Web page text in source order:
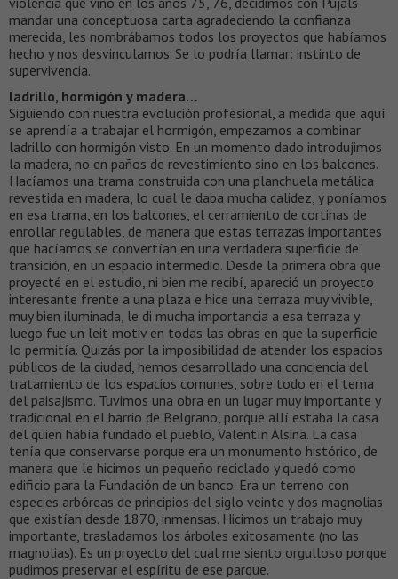
mandar una conceptuosa carta agradeciendo la confianza
merecida, les nombrábamos todos los proyectos que habíamos
hecho y nos desvinculamos. Se lo podría llamar: instinto de
supervivencia.
ladrillo, hormigón y madera…
Siguiendo con nuestra evolución profesional, a medida que aquí
se aprendía a trabajar el hormigón, empezamos a combinar
ladrillo con hormigón visto. En un momento dado introdujimos
la madera, no en paños de revestimiento sino en los balcones.
Hacíamos una trama construida con una planchuela metálica
revestida en madera, lo cual le daba mucha calidez, y poníamos
en esa trama, en los balcones, el cerramiento de cortinas de
enrollar regulables, de manera que estas terrazas importantes
que hacíamos se convertían en una verdadera superficie de
transición, en un espacio intermedio. Desde la primera obra que
proyecté en el estudio, ni bien me recibí, apareció un proyecto
interesante frente a una plaza e hice una terraza muy vivible,
muy bien iluminada, le di mucha importancia a esa terraza y
luego fue un leit motiv en todas las obras en que la superficie
lo permitía. Quizás por la imposibilidad de atender los espacios
públicos de la ciudad, hemos desarrollado una conciencia del
tratamiento de los espacios comunes, sobre todo en el tema
del paisajismo. Tuvimos una obra en un lugar muy importante y
tradicional en el barrio de Belgrano, porque allí estaba la casa
del quien había fundado el pueblo, Valentín Alsina. La casa
tenía que conservarse porque era un monumento histórico, de
manera que le hicimos un pequeño reciclado y quedó como
edificio para la Fundación de un banco. Era un terreno con
especies arbóreas de principios del siglo veinte y dos magnolias
que existían desde 1870, inmensas. Hicimos un trabajo muy
importante, trasladamos los árboles exitosamente (no las
magnolias). Es un proyecto del cual me siento orgulloso porque
pudimos preservar el espíritu de ese parque.